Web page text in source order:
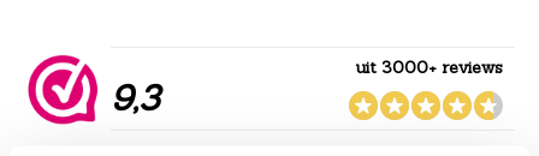
9,3
uit 3000+ reviews